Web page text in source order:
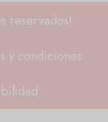
reservados!
y condiciones